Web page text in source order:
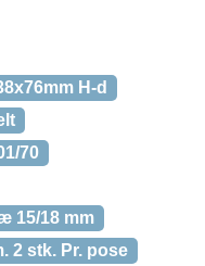
H-d
70
15/18 mm
2 stk. Pr. pose